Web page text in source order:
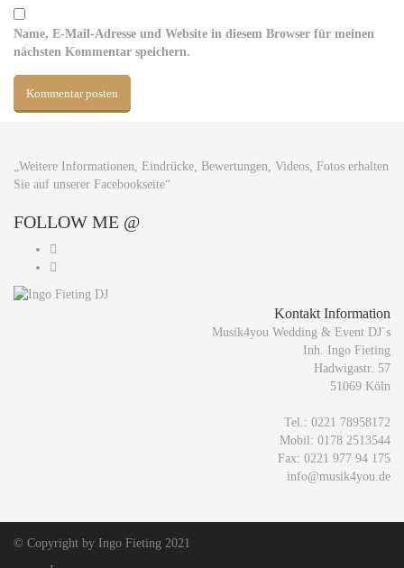
Name, E-Mail-Adresse und Website in diesem Browser für meinen
nächsten Kommentar speichern.
„Weitere Informationen, Eindrücke, Bewertungen, Videos, Fotos erhalten
Sie auf unserer Facebookseite“
FOLLOW ME @
Kontakt Information
Musik4you Wedding & Event DJ´s
Inh. Ingo Fieting
Hadwigastr. 57
51069 Köln
Tel.: 0221 78958172
Mobil: 0178 2513544
Fax: 0221 977 94 175
info@musik4you.de
© Copyright by Ingo Fieting 2021